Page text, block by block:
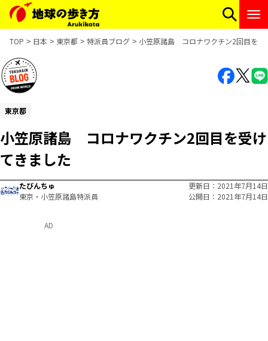
TOP 日本 東京都 特派員ブログ 小笠原諸島 コロナワクチン2回目を受
東京都
小笠原諸島 コロナワクチン2回目を受け
てきました
たびんちゅ
東京・小笠原諸島特派員
更新日
2021年7月14日
公開日
2021年7月14日
AD